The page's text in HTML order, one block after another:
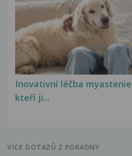
Inovativní léčba
kteří ji...
VÍCE DOTAZŮ Z PORADNY